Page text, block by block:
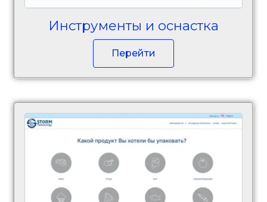
Инструменты и оснастка
Перейти